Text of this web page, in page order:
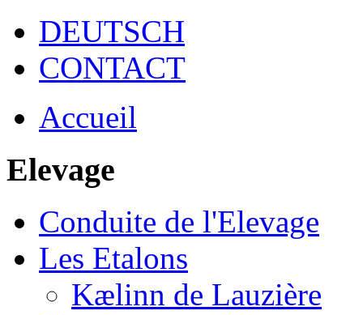
DEUTSCH
CONTACT
Accueil
Elevage
Conduite de l'Elevage
Les Etalons
Kælinn de Lauzière